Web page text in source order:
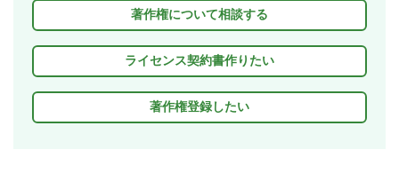
著作権について相談する
ライセンス契約書作りたい
著作権登録したい